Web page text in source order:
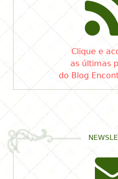
Clique e
as últimas
do Blog